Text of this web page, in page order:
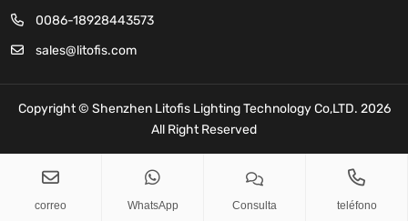
0086-18928443573
sales@litofis.com
Copyright © Shenzhen Litofis Lighting Technology Co,LTD. 2026
All Right Reserved
correo
sales@litofis.com Copy
WhatsApp Consulta teléfono